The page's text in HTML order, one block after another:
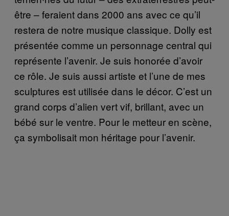
être – feraient dans 2000 ans avec ce qu’il
restera de notre musique classique. Dolly est
présentée comme un personnage central qui
représente l’avenir. Je suis honorée d’avoir
ce rôle. Je suis aussi artiste et l’une de mes
sculptures est utilisée dans le décor. C’est un
grand corps d’alien vert vif, brillant, avec un
bébé sur le ventre. Pour le metteur en scène,
ça symbolisait mon héritage pour l’avenir.